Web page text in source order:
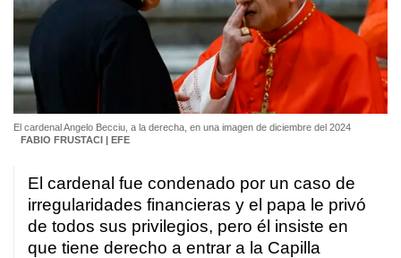
El cardenal Angelo Becciu, a la derecha, en una imagen de diciembre del 2024
FABIO FRUSTACI | EFE
El cardenal fue condenado por un caso de
irregularidades financieras y el papa le privó
de todos sus privilegios, pero él insiste en
que tiene derecho a entrar a la Capilla